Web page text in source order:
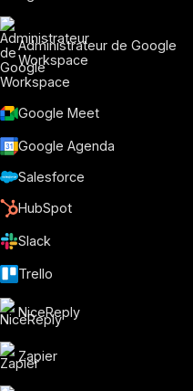
Administrateur de Google
Workspace
Google Meet
Google Agenda
Salesforce
HubSpot
Slack
Trello
NiceReply
Zapier